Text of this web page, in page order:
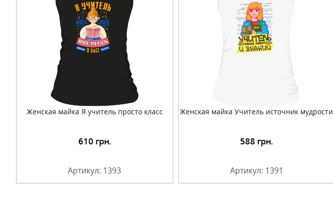
Женская майка Я учитель просто класс
610 грн.
Артикул: 1393
Женская майка Учитель источник мудрости
Подробнее 588 грн.
Артикул: 1391
Подробнее